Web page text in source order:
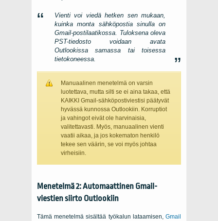
Vienti voi viedä hetken sen mukaan,
kuinka monta sähköpostia sinulla on
Gmail-postilaatikossa. Tuloksena oleva
PST-tiedosto voidaan avata
Outlookissa samassa tai toisessa
tietokoneessa.
Manuaalinen menetelmä on varsin
luotettava, mutta silti se ei aina takaa, että
KAIKKI Gmail-sähköpostiviestisi päätyvät
hyvässä kunnossa Outlookiin. Korruptiot
ja vahingot eivät ole harvinaisia,
valitettavasti. Myös, manuaalinen vienti
vaatii aikaa, ja jos kokematon henkilö
tekee sen väärin, se voi myös johtaa
virheisiin.
Menetelmä 2: Automaattinen Gmail-
viestien siirto Outlookiin
Tämä menetelmä sisältää työkalun lataamisen, Gmail